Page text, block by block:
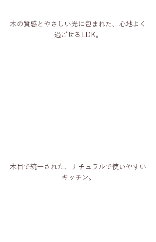
木の質感とやさしい光に包まれた、心地よく
過ごせるLDK。
木目で統一された、ナチュラルで使いやすい
キッチン。